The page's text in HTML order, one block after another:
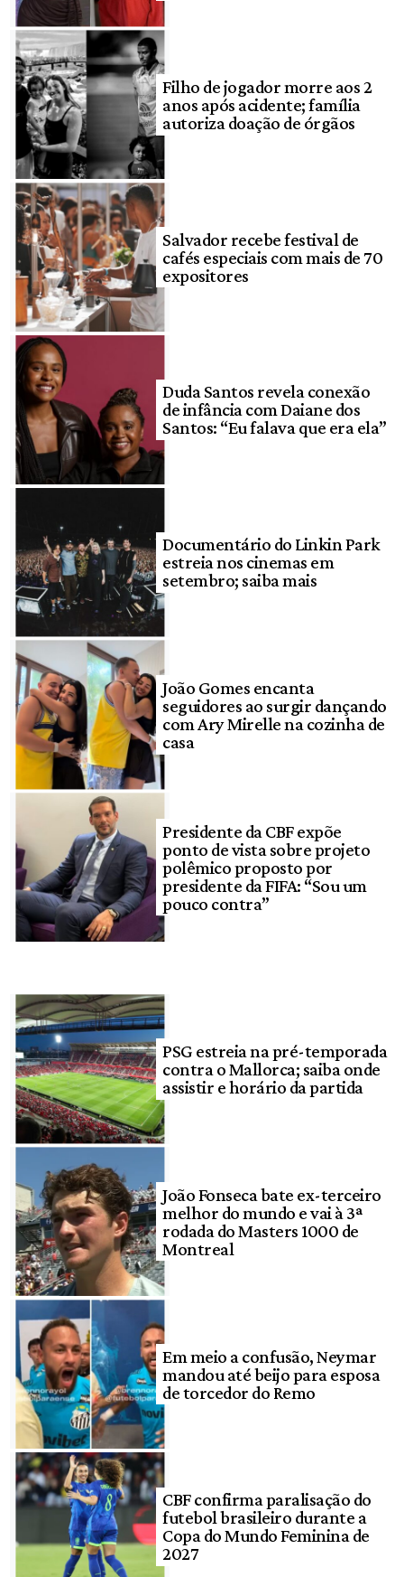
Filho de jogador morre aos 2
anos após acidente; família
autoriza doação de órgãos
Salvador recebe festival de
cafés especiais com mais de 70
expositores
Duda Santos revela conexão
de infância com Daiane dos
Santos: “Eu falava que era ela”
Documentário do Linkin Park
estreia nos cinemas em
setembro; saiba mais
João Gomes encanta
seguidores ao surgir dançando
com Ary Mirelle na cozinha de
casa
Presidente da CBF expõe
ponto de vista sobre projeto
polêmico proposto por
presidente da FIFA: “Sou um
pouco contra”
PSG estreia na pré-temporada
contra o Mallorca; saiba onde
assistir e horário da partida
João Fonseca bate ex-terceiro
melhor do mundo e vai à 3ª
rodada do Masters 1000 de
Montreal
Em meio a confusão, Neymar
mandou até beijo para esposa
de torcedor do Remo
CBF confirma paralisação do
futebol brasileiro durante a
Copa do Mundo Feminina de
2027